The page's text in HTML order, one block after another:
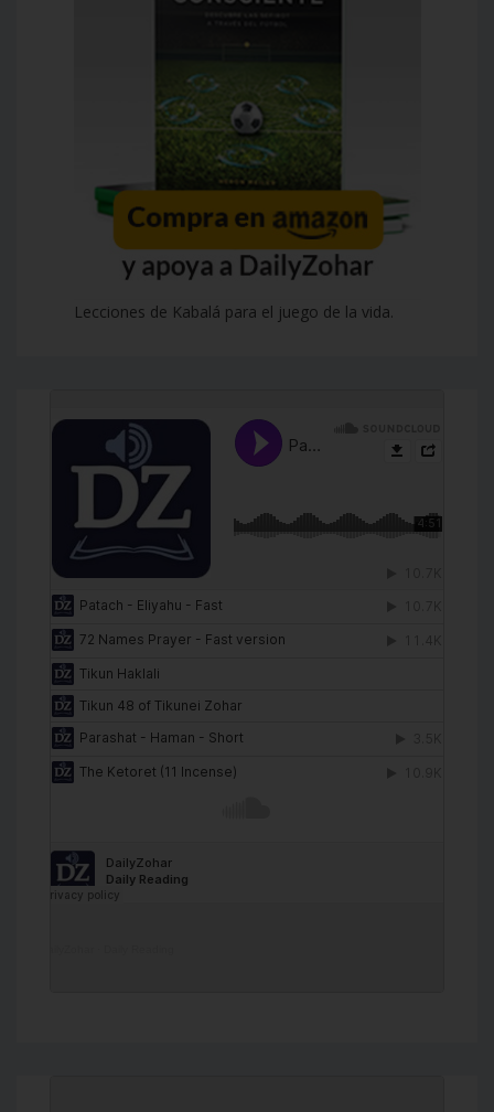
Lecciones de Kabalá para el juego de la vida.